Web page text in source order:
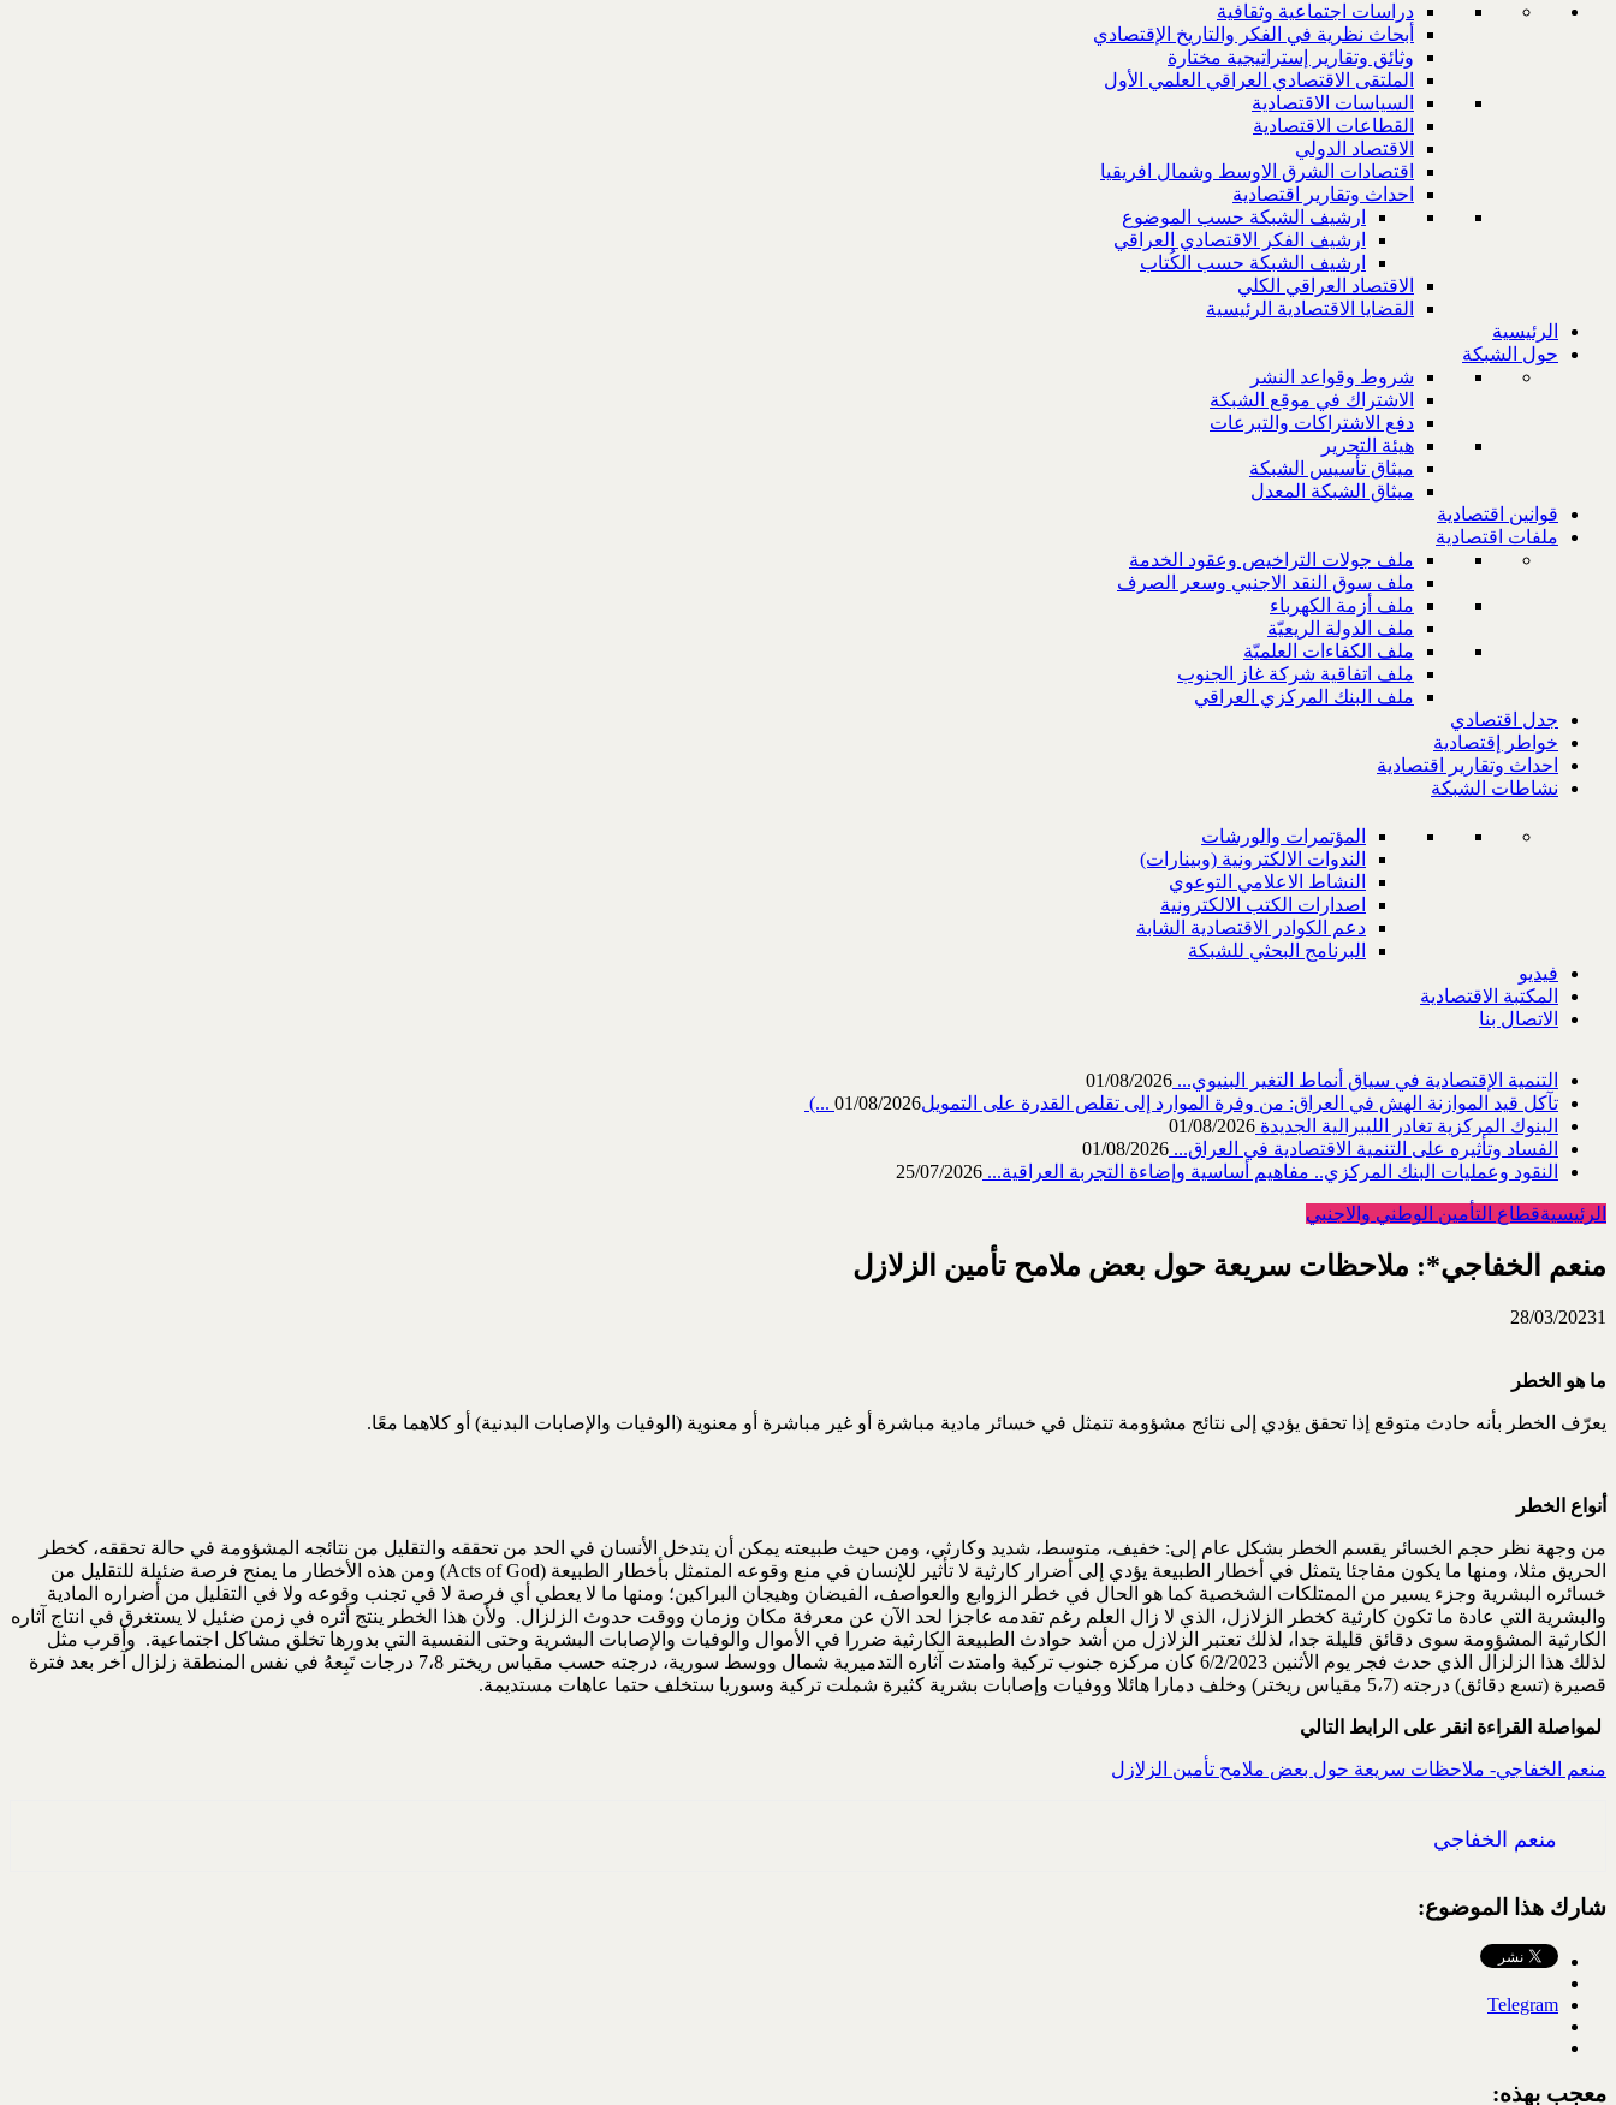
دراسات اجتماعية وثقافية
أبحاث نظرية في الفكر والتاريخ الإقتصادي
وثائق وتقارير إستراتيجية مختارة
الملتقى الاقتصادي العراقي العلمي الأول
السياسات الاقتصادية
القطاعات الاقتصادية
الاقتصاد الدولي
اقتصادات الشرق الاوسط وشمال افريقيا
احداث وتقارير اقتصادية
ارشيف الشبكة حسب الموضوع
ارشيف الفكر الاقتصادي العراقي
ارشيف الشبكة حسب الكُتاب
الاقتصاد العراقي الكلي
القضايا الاقتصادية الرئيسية
الرئيسية
حول الشبكة
شروط وقواعد النشر
الاشتراك في موقع الشبكة
دفع الاشتراكات والتبرعات
هيئة التحرير
ميثاق تأسيس الشبكة
ميثاق الشبكة المعدل
قوانين اقتصادية
ملفات اقتصادية
ملف جولات التراخيص وعقود الخدمة
ملف سوق النقد الاجنبي وسعر الصرف
ملف أزمة الكهرباء
ملف الدولة الريعيّة
ملف الكفاءات العلميّة
ملف اتفاقية شركة غاز الجنوب
ملف البنك المركزي العراقي
جدل اقتصادي
خواطر إقتصادية
احداث وتقارير اقتصادية
نشاطات الشبكة
المؤتمرات والورشات
الندوات الالكترونية (وبينارات)
النشاط الاعلامي التوعوي
اصدارات الكتب الالكترونية
دعم الكوادر الاقتصادية الشابة
البرنامج البحثي للشبكة
فيديو
المكتبة الاقتصادية
الاتصال بنا
التنمية الإقتصادية في سياق أنماط التغير البنيوي... 01/08/2026
تآكل قيد الموازنة الهش في العراق: من وفرة الموارد إلى تقلص القدرة على التمويل‎ (...01/08/2026
البنوك المركزية تغادر الليبرالية الجديدة 01/08/2026
الفساد وتأثيره على التنمية الاقتصادية في العراق... 01/08/2026
النقود وعمليات البنك المركزي.. مفاهيم أساسية وإضاءة التجربة العراقية... 25/07/2026
الرئيسيةقطاع التأمين الوطني والاجنبي
منعم الخفاجي*: ملاحظات سريعة حول بعض ملامح تأمين الزلازل
28/03/20231
ما هو الخطر
يعرّف الخطر بأنه حادث متوقع إذا تحقق يؤدي إلى نتائج مشؤومة تتمثل في خسائر مادية مباشرة أو غير مباشرة أو معنوية (الوفيات والإصابات البدنية) أو كلاهما معًا.
أنواع الخطر
من وجهة نظر حجم الخسائر يقسم الخطر بشكل عام إلى: خفيف، متوسط، شديد وكارثي، ومن حيث طبيعته يمكن أن يتدخل الأنسان في الحد من تحققه والتقليل من نتائجه المشؤومة في حالة تحققه، كخطر
الحريق مثلا، ومنها ما يكون مفاجئا يتمثل في أخطار الطبيعة يؤدي إلى أضرار كارثية لا تأثير للإنسان في منع وقوعه المتمثل بأخطار الطبيعة (Acts of God) ومن هذه الأخطار ما يمنح فرصة ضئيلة للتقليل من
خسائره البشرية وجزء يسير من الممتلكات الشخصية كما هو الحال في خطر الزوابع والعواصف، الفيضان وهيجان البراكين؛ ومنها ما لا يعطي أي فرصة لا في تجنب وقوعه ولا في التقليل من أضراره المادية
والبشرية التي عادة ما تكون كارثية كخطر الزلازل، الذي لا زال العلم رغم تقدمه عاجزا لحد الآن عن معرفة مكان وزمان ووقت حدوث الزلزال. ولأن هذا الخطر ينتج أثره في زمن ضئيل لا يستغرق في انتاج آثاره
الكارثية المشؤومة سوى دقائق قليلة جدا، لذلك تعتبر الزلازل من أشد حوادث الطبيعة الكارثية ضررا في الأموال والوفيات والإصابات البشرية وحتى النفسية التي بدورها تخلق مشاكل اجتماعية. وأقرب مثل
لذلك هذا الزلزال الذي حدث فجر يوم الأثنين 6/2/2023 كان مركزه جنوب تركية وامتدت آثاره التدميرية شمال ووسط سورية، درجته حسب مقياس ريختر 7،8 درجات تَبِعهُ في نفس المنطقة زلزال آخر بعد فترة
قصيرة (تسع دقائق) درجته (5،7 مقياس ريختر) وخلف دمارا هائلا ووفيات وإصابات بشرية كثيرة شملت تركية وسوريا ستخلف حتما عاهات مستديمة.
لمواصلة القراءة انقر على الرابط التالي
منعم الخفاجي- ملاحظات سريعة حول بعض ملامح تأمين الزلازل
منعم الخفاجي
شارك هذا الموضوع:
Telegram
معجب بهذه: